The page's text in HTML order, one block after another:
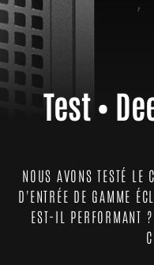
Test •
NOUS AVONS TESTÉ LE
D'ENTRÉE DE GAMME
EST-IL PERFORMANT